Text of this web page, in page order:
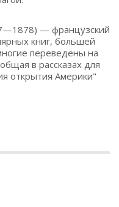
— французский
книг, большей
переведены на
в рассказах для
открытия Америки"